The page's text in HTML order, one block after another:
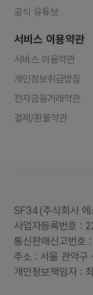
공식 유튜브
서비스 이용약관
서비스 이용약관
개인정보취급방침
전자금융거래약관
결제/환불약관
SF34(주식회사 에
사업자등록번호 :
통신판매신고번
주소 : 서울 관악
개인정보책임자 :